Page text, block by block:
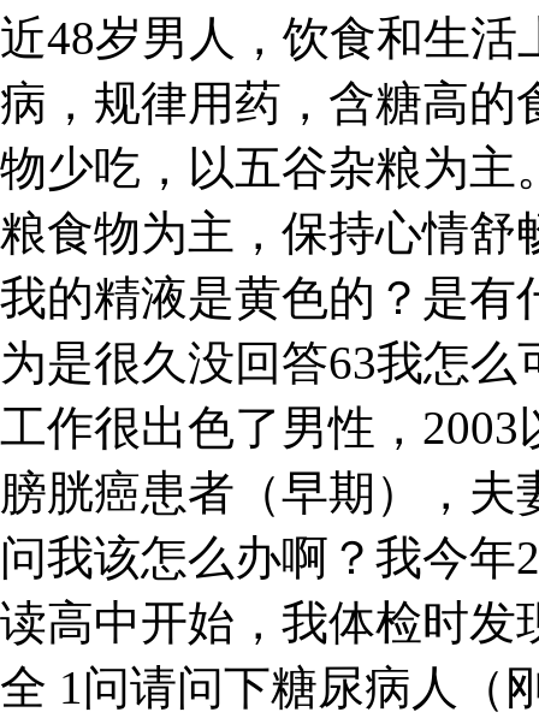
近48岁男人，饮食和生
病，规律用药，含糖高的
物少吃，以五谷杂粮为主
粮食物为主，保持心情舒
我的精液是黄色的？是有
为是很久没回答63我怎
工作很出色了男性，
膀胱癌患者（早期），夫
问我该怎么办啊？我今年
读高中开始，我体检时发
全 1问请问下糖尿病人（